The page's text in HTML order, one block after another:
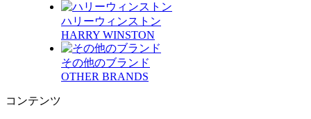
ハリーウィンストン
HARRY WINSTON
その他のブランド
OTHER BRANDS
コンテンツ